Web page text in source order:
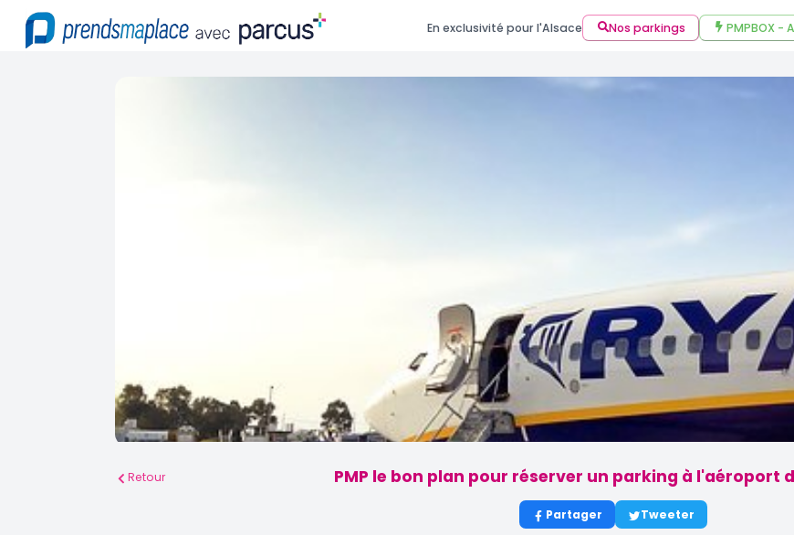
En exclusivité pour l'Alsace Nos parkings PMPBOX -
Retour PMP le bon plan pour réserver un parking à l'aéroport
Partager Tweeter